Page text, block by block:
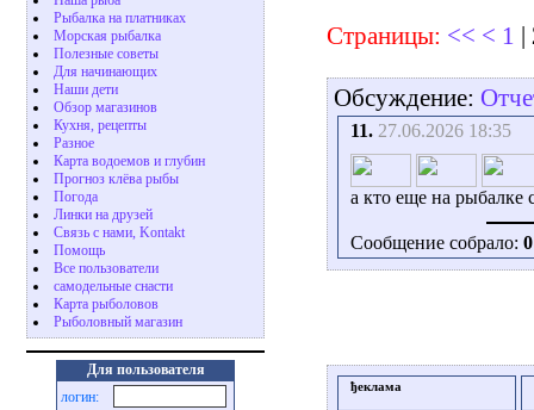
Рыбалка на платниках
Морская рыбалка
Полезные советы
Для начинающих
Наши дети
Обзор магазинов
Кухня, рецепты
Разное
Карта водоемов и глубин
Прогноз клёва рыбы
Погода
Линки на друзей
Связь с нами, Kontakt
Помощь
Все пользователи
самодельные снасти
Карта рыболовов
Рыболовный магазин
Для пользователя
логин:
Страницы: << < 1
Обсуждение:
11. 27.06.2026 18:35
а кто еще на рыбалке
Сообщение собрало: 0
ђеклама